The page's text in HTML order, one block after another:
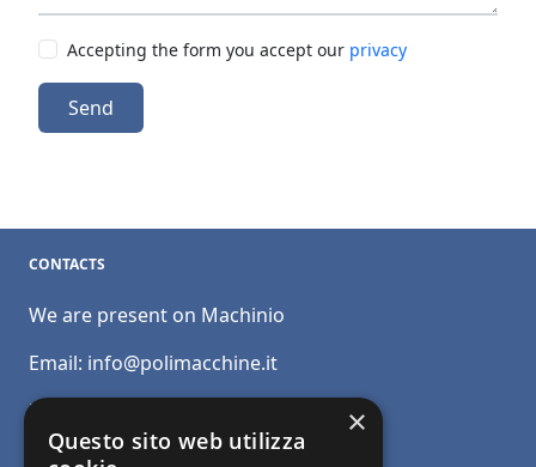
Accepting the form you accept our privacy
Send
CONTACTS
We are present on Machinio
Email: info@polimacchine.it
Phone:
Mobile:+39 348 5110011
×
Questo sito web utilizza